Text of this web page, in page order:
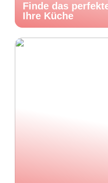
Finde das
Ihre Küche